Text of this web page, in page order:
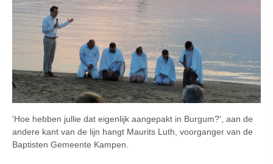
'Hoe hebben jullie dat eigenlijk aangepakt in Burgum?', aan de
andere kant van de lijn hangt Maurits Luth, voorganger van de
Baptisten Gemeente Kampen.